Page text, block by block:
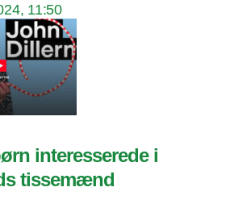
11:50
interesserede i
tissemænd